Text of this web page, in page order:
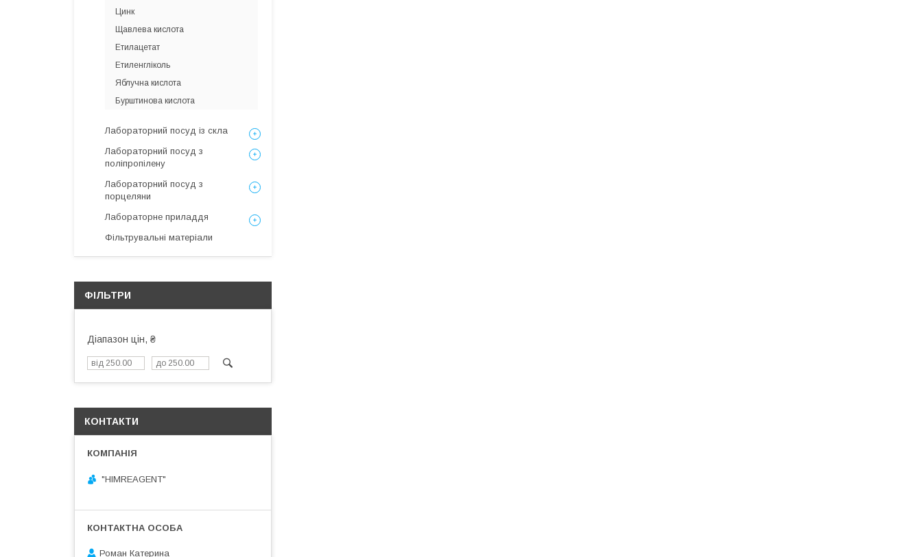
Цинк
Щавлева кислота
Етилацетат
Етиленгліколь
Яблучна кислота
Бурштинова кислота
Лабораторний посуд із скла
Лабораторний посуд з
поліпропілену
Лабораторний посуд з
порцеляни
Лабораторне приладдя
Фільтрувальні матеріали
ФІЛЬТРИ
Діапазон цін, ₴
КОНТАКТИ
"HIMREAGENT"
Роман Катерина